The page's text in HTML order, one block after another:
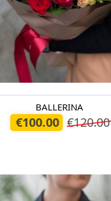
šodienBALLERINA
€100.00 €120.00